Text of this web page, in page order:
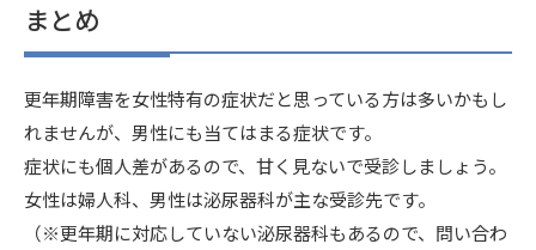
まとめ
更年期障害を女性特有の症状だと思っている方は多いかもし
れませんが、男性にも当てはまる症状です。
症状にも個人差があるので、甘く見ないで受診しましょう。
女性は婦人科、男性は泌尿器科が主な受診先です。
（※更年期に対応していない泌尿器科もあるので、問い合わ